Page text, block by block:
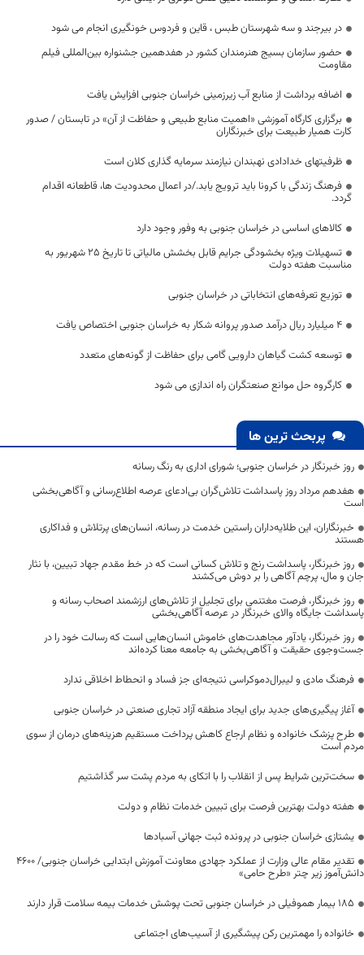
در بیرجند و سه شهرستان طبس ، قاین و فردوس خونگیری انجام می شود
حضور سازمان بسیج هنرمندان کشور در هفدهمین جشنواره بین‌المللی فیلم
مقاومت
اضافه برداشت از منابع آب زیرزمینی خراسان جنوبی افزایش یافت
برگزاری کارگاه آموزشی «اهمیت منابع طبیعی و حفاظت از آن» در تابستان / صدور
کارت همیار طبیعت برای خبرنگاران
ظرفیتهای خدادادی نهبندان نیازمند سرمایه گذاری کلان است
فرهنگ زندگی با کرونا باید ترویج یابد./در اعمال محدودیت ها، قاطعانه اقدام
گردد.
کالاهای اساسی در خراسان جنوبی به وفور وجود دارد
تسهیلات ویژه بخشودگی جرایم قابل بخشش مالیاتی تا تاریخ ۲۵ شهریور به
مناسبت هفته دولت
توزیع تعرفه‌های انتخاباتی در خراسان جنوبی
4 میلیارد ریال درآمد صدور پروانه شکار به خراسان جنوبی اختصاص یافت
توسعه کشت گیاهان دارویی گامی برای حفاظت از گونه‌های متعدد
کارگروه حل موانع صنعتگران راه اندازی می شود
پربحث ترین ها
روز خبرنگار در خراسان جنوبی؛ شورای اداری به رنگ رسانه
هفدهم مرداد روز پاسداشت تلاش‌گران بی‌ادعای عرصه اطلاع‌رسانی و آگاهی‌بخشی
است
خبرنگاران، این طلایه‌داران راستین خدمت در رسانه، انسان‌های پرتلاش و فداکاری
هستند
روز خبرنگار، پاسداشت رنج و تلاش کسانی است که در خط مقدم جهاد تبیین، با نثار
جان و مال، پرچم آگاهی را بر دوش می‌کشند
روز خبرنگار، فرصت مغتنمی برای تجلیل از تلاش‌های ارزشمند اصحاب رسانه و
پاسداشت جایگاه والای خبرنگار در عرصه آگاهی‌بخشی
روز خبرنگار، یادآور مجاهدت‌های خاموش انسان‌هایی است که رسالت خود را در
جست‌وجوی حقیقت و آگاهی‌بخشی به جامعه معنا کرده‌اند
فرهنگ مادی و لیبرال‌دموکراسی نتیجه‌ای جز فساد و انحطاط اخلاقی ندارد
آغاز پیگیری‌های جدید برای ایجاد منطقه آزاد تجاری صنعتی در خراسان جنوبی
طرح پزشک خانواده و نظام ارجاع کاهش پرداخت مستقیم هزینه‌های درمان از سوی
مردم است
سخت‌ترین شرایط پس از انقلاب را با اتکای به مردم پشت سر گذاشتیم
هفته دولت بهترین فرصت برای تبیین خدمات نظام و دولت
یشتازی خراسان جنوبی در پرونده ثبت جهانی آسبادها
تقدیر مقام عالی وزارت از عملکرد جهادی معاونت آموزش ابتدایی خراسان جنوبی/ ۴۶۰۰
دانش‌آموز زیر چتر «طرح حامی»
۱۸۵ بیمار هموفیلی در خراسان جنوبی تحت پوشش خدمات بیمه سلامت قرار دارند
خانواده را مهمترین رکن پیشگیری از آسیب‌های اجتماعی